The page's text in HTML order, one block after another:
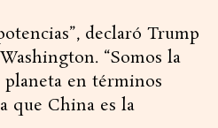
declaró Trump
“Somos la
en términos
que China es la